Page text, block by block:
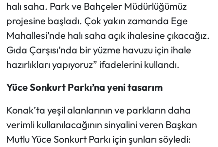
halı saha. Park ve Bahçeler Müdürlüğümüz
projesine başladı. Çok yakın zamanda Ege
Mahallesi’nde halı saha açık ihalesine çıkacağız.
Gıda Çarşısı’nda bir yüzme havuzu için ihale
hazırlıkları yapıyoruz” ifadelerini kullandı.
Yüce Sonkurt Parkı’na yeni tasarım
Konak’ta yeşil alanlarının ve parkların daha
verimli kullanılacağının sinyalini veren Başkan
Mutlu Yüce Sonkurt Parkı için şunları söyledi: